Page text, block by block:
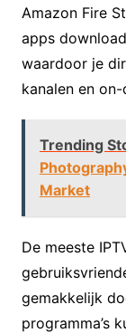
Amazon Fire
apps
waardoor je
kanalen en
Trending
Market
De meeste
gemakkelijk
programma’s